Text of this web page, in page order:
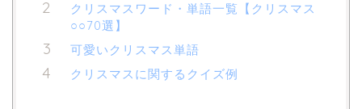
クリスマスワード・単語一覧【クリスマス
○○70選】
可愛いクリスマス単語
クリスマスに関するクイズ例